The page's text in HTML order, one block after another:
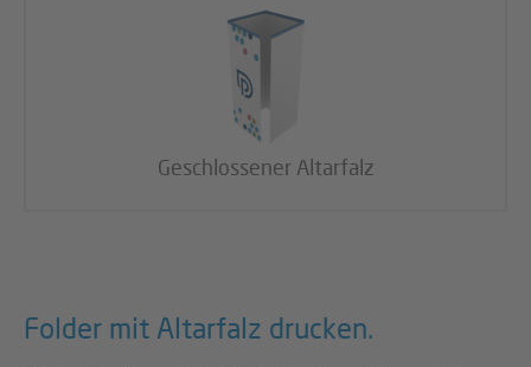
Geschlossener Altarfalz
Folder mit Altarfalz drucken.